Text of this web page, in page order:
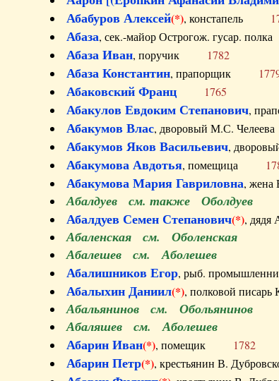
Абабуров Алексей(*), констапель
Абаза, сек.-майор Острогож. гусар.
Абаза Иван, поручик 1782
Абаза Константин, прапорщик
Абаковский Франц 1765
Абакулов Евдоким Степанович,
Абакумов Влас, дворовый М.С.
Абакумов Яков Васильевич,
Абакумова Авдотья, помещица
Абакумова Мария Гавриловна,
Абалдуев см. также Оболдуев
Абалдуев Семен Степанович(*),
Абаленская см. Оболенская
Абалешев см. Аболешев
Абалишников Егор, рыб.
Абалыхин Даниил(*), полковой
Абальянинов см. Обольянинов
Абаляшев см. Аболешев
Абарин Иван(*), помещик 1782
Абарин Петр(*), крестьянин В.